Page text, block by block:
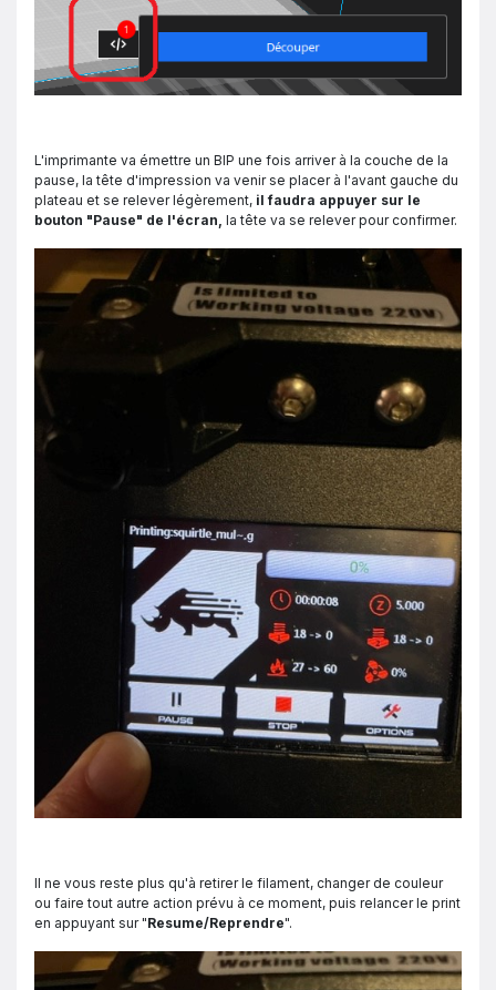
L'imprimante va émettre un BIP une fois arriver à la couche de la
pause, la tête d'impression va venir se placer à l'avant gauche du
plateau et se relever légèrement, il faudra appuyer sur le
bouton "Pause" de l'écran, la tête va se relever pour confirmer.
Il ne vous reste plus qu'à retirer le filament, changer de couleur
ou faire tout autre action prévu à ce moment, puis relancer le print
en appuyant sur "Resume/Reprendre".